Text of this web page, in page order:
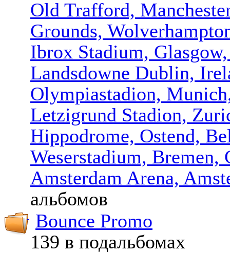
Old Trafford,
Grounds,
Ibrox Stadium,
Landsdowne Dublin,
Olympiastad­ion,
Letzigrund Stadion,
Hippodrome, Ostend,
Weserstadiu­m, Bremen,
Amsterdam Arena,
альбомов
Bounce Promo
139 в подальбомах